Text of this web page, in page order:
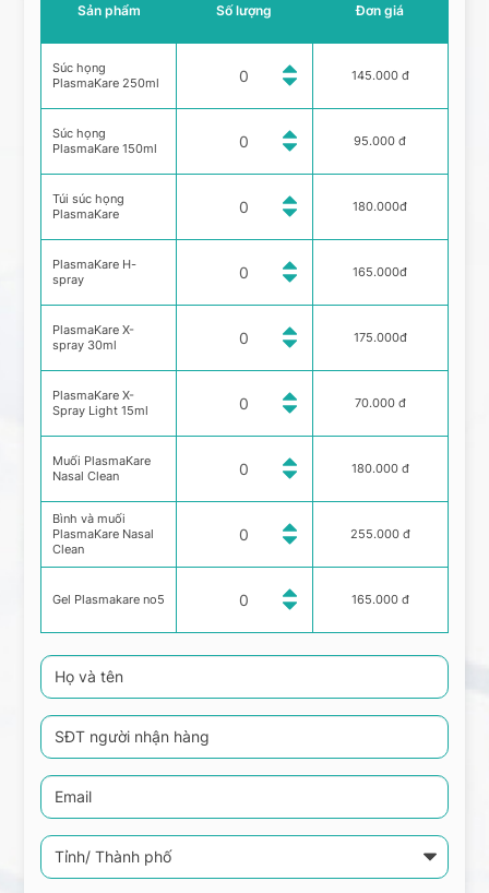
Sản phẩm
Súc họng
PlasmaKare 250ml
Súc họng
PlasmaKare 150ml
Túi súc họng
PlasmaKare
PlasmaKare H-
spray
PlasmaKare X-
spray 30ml
PlasmaKare X-
Spray Light 15ml
Muối PlasmaKare
Nasal Clean
Bình và muối
PlasmaKare Nasal
Clean
Gel Plasmakare no5
Số lượng Đơn giá
145.000 đ
95.000 đ
180.000đ
165.000đ
175.000đ
70.000 đ
180.000 đ
255.000 đ
165.000 đ